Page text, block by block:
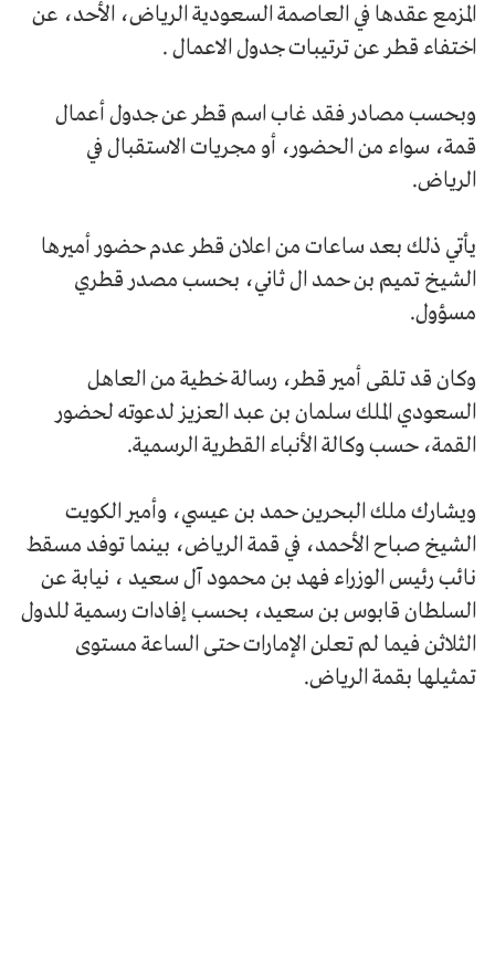
المزمع عقدها في العاصمة السعودية الرياض، الأحد، عن
اختفاء قطر عن ترتيبات جدول الاعمال .
وبحسب مصادر فقد غاب اسم قطر عن جدول أعمال
قمة، سواء من الحضور، أو مجريات الاستقبال في
الرياض.
يأتي ذلك بعد ساعات من اعلان قطر عدم حضور أميرها
الشيخ تميم بن حمد ال ثاني، بحسب مصدر قطري
مسؤول.
وكان قد تلقى أمير قطر، رسالة خطية من العاهل
السعودي الملك سلمان بن عبد العزيز لدعوته لحضور
القمة، حسب وكالة الأنباء القطرية الرسمية.
ويشارك ملك البحرين حمد بن عيسي، وأمير الكويت
الشيخ صباح الأحمد، في قمة الرياض، بينما توفد مسقط
نائب رئيس الوزراء فهد بن محمود آل سعيد ، نيابة عن
السلطان قابوس بن سعيد، بحسب إفادات رسمية للدول
الثلاثن فيما لم تعلن الإمارات حتى الساعة مستوى
تمثيلها بقمة الرياض.